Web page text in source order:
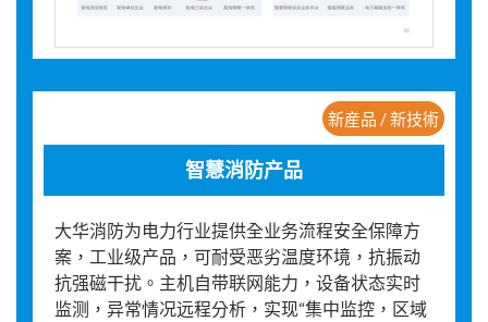
新産品 / 新技術
智慧消防产品
大华消防为电力行业提供全业务流程安全保障方
案，工业级产品，可耐受恶劣温度环境，抗振动
抗强磁干扰。主机自带联网能力，设备状态实时
监测，异常情况远程分析，实现“集中监控，区域